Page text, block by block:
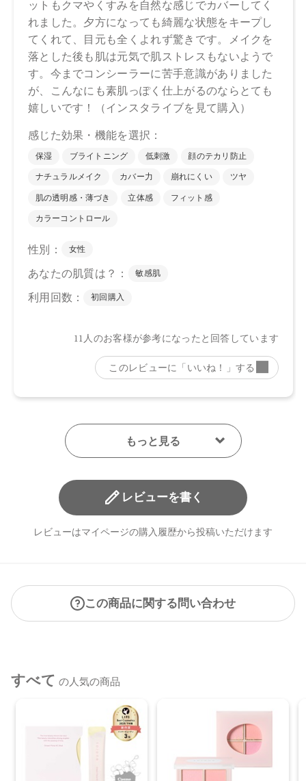
レビューを書く
レビューはマイページの購入履歴から投稿いただけます
この商品に関する問い合わせ
すべて の人気の商品